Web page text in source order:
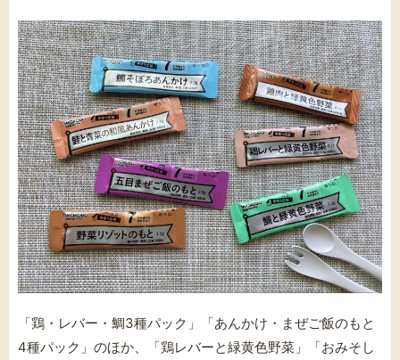
「鶏・レバー・鯛3種パック」「あんかけ・まぜご飯のもと
4種パック」のほか、「鶏レバーと緑黄色野菜」「おみそし